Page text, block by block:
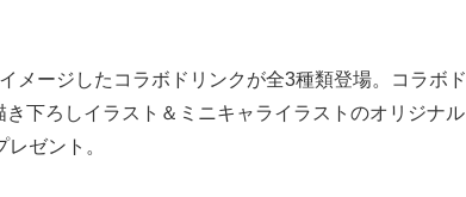
メージしたコラボドリンクが全3種類登場。コラボド
下ろしイラスト＆ミニキャライラストのオリジナル
ゼント。